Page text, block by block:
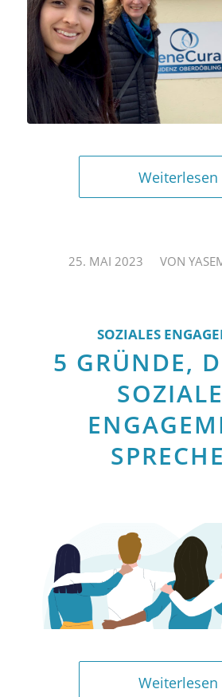
Weiterlesen
25. MAI 2023
/ VON
SOZIALES
5 GRÜNDE,
Weiterlesen